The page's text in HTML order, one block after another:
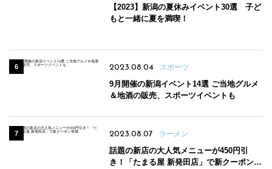
【2023】新潟の夏休みイベント30選 子ど
もと一緒に夏を満喫！
2023.08.04 スポーツ
9月開催の新潟イベント14選 ご当地グルメ
＆地酒の販売、スポーツイベントも
2023.08.07 ラーメン
話題の新店の大人気メニューが450円引
き！「たまる屋 新発田店」で新クーポン登